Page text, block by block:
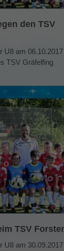
den TSV
U8 am
TSV Gräfelfing
TSV
U8 am